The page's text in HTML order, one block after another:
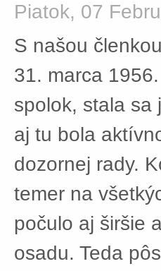
Piatok, 07
S našou členkou
31. marca
spolok, stala sa
aj tu bola
dozornej rady.
temer na
počulo aj širšie
osadu. Teda